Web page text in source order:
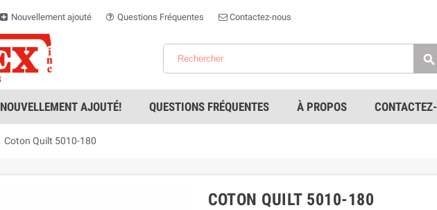
Nouvellement ajouté Questions Fréquentes Contactez-nous

NOUVELLEMENT AJOUTÉ! QUESTIONS FRÉQUENTES À PROPOS
Coton Quilt 5010-180
COTON QUILT 5010-180